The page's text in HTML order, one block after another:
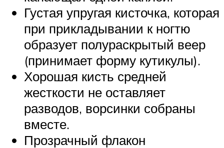
Густая упругая кисточка, которая
при прикладывании к ногтю
образует полураскрытый веер
(принимает форму кутикулы).
Хорошая кисть средней
жесткости не оставляет
разводов, ворсинки собраны
вместе.
Прозрачный флакон